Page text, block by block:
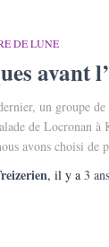
DE LUNE
avant
un groupe
de Locronan
avons choisi de
, il y a 3 ans